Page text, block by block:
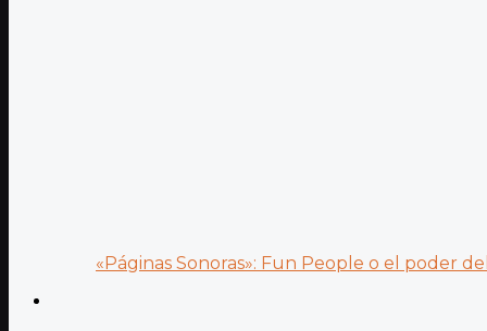
«Páginas Sonoras»: Fun People o el poder